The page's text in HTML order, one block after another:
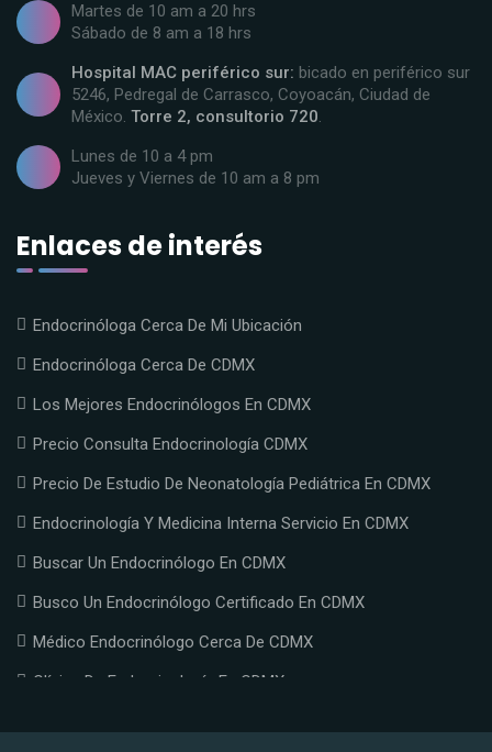
Martes de 10 am a 20 hrs
Sábado de 8 am a 18 hrs
Hospital MAC periférico sur: bicado en periférico sur
5246, Pedregal de Carrasco, Coyoacán, Ciudad de
México. Torre 2, consultorio 720.
Lunes de 10 a 4 pm
Jueves y Viernes de 10 am a 8 pm
Enlaces de interés
Endocrinóloga Cerca De Mi Ubicación
Endocrinóloga Cerca De CDMX
Los Mejores Endocrinólogos En CDMX
Precio Consulta Endocrinología CDMX
Precio De Estudio De Neonatología Pediátrica En CDMX
Endocrinología Y Medicina Interna Servicio En CDMX
Buscar Un Endocrinólogo En CDMX
Busco Un Endocrinólogo Certificado En CDMX
Médico Endocrinólogo Cerca De CDMX
Clínica De Endocrinología En CDMX